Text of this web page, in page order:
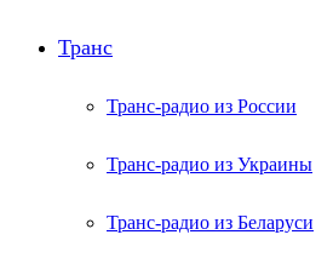
Транс
Транс-радио из России
Транс-радио из Украины
Транс-радио из Беларуси